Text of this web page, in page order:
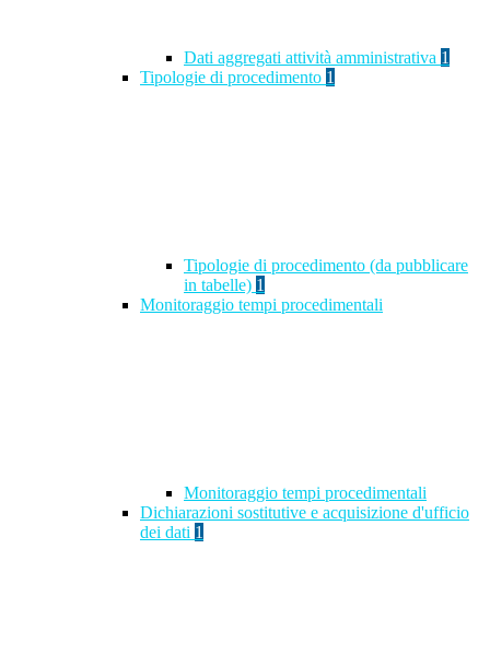
Dati aggregati attività amministrativa 1
Tipologie di procedimento 1
Tipologie di procedimento (da pubblicare
in tabelle) 1
Monitoraggio tempi procedimentali
Monitoraggio tempi procedimentali
Dichiarazioni sostitutive e acquisizione d'ufficio
dei dati 1